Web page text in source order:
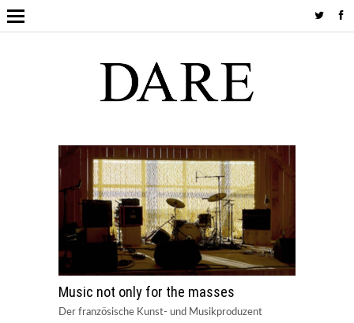
Music not only for the masses
Der französische Kunst- und Musikproduzent